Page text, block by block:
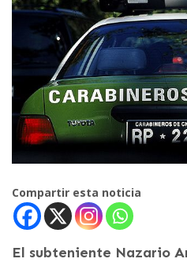
Compartir esta noticia
El subteniente Nazario